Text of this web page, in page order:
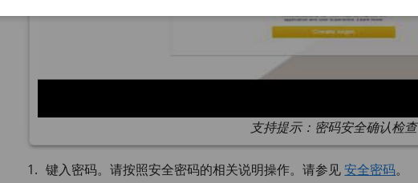
支持提示：密码安全确认检查
键入密码。请按照安全密码的相关说明操作。请参见安全密码。